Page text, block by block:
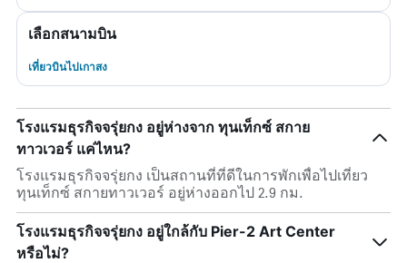
เลือกสนามบิน
เที่ยวบินไปเกาสง
โรงแรมธุรกิจจรุ่ยกง อยู่ห่างจาก ทุนเท็กซ์ สกาย
ทาวเวอร์ แค่ไหน?
โรงแรมธุรกิจจรุ่ยกง เป็นสถานที่ที่ดีในการพักเพื่อไปเที่ยว
ทุนเท็กซ์ สกายทาวเวอร์ อยู่ห่างออกไป 2.9 กม.
โรงแรมธุรกิจจรุ่ยกง อยู่ใกล้กับ Pier-2 Art Center
หรือไม่?